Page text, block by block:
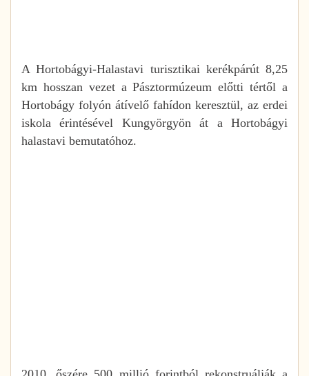
A Hortobágyi-Halastavi turisztikai kerékpárút 8,25
km hosszan vezet a Pásztormúzeum előtti tértől a
Hortobágy folyón átívelő fahídon keresztül, az erdei
iskola érintésével Kungyörgyön át a Hortobágyi
halastavi bemutatóhoz.